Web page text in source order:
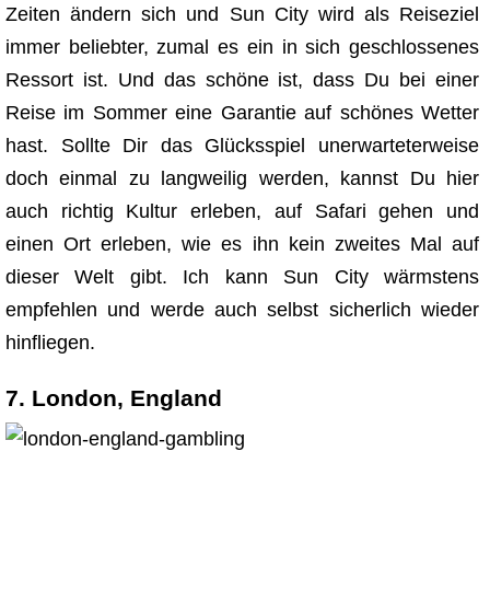
Zeiten ändern sich und Sun City wird als Reiseziel
immer beliebter, zumal es ein in sich geschlossenes
Ressort ist. Und das schöne ist, dass Du bei einer
Reise im Sommer eine Garantie auf schönes Wetter
hast. Sollte Dir das Glücksspiel unerwarteterweise
doch einmal zu langweilig werden, kannst Du hier
auch richtig Kultur erleben, auf Safari gehen und
einen Ort erleben, wie es ihn kein zweites Mal auf
dieser Welt gibt. Ich kann Sun City wärmstens
empfehlen und werde auch selbst sicherlich wieder
hinfliegen.
7. London, England